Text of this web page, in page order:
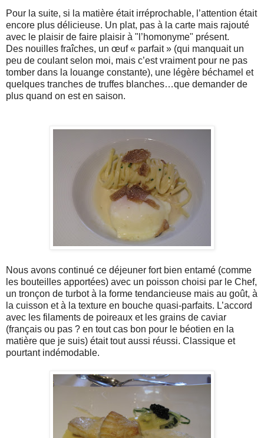
Pour la suite, si la matière était irréprochable, l’attention était
encore plus délicieuse. Un plat, pas à la carte mais rajouté
avec le plaisir de faire plaisir à "l’homonyme" présent.
Des nouilles fraîches, un œuf « parfait » (qui manquait un
peu de coulant selon moi, mais c’est vraiment pour ne pas
tomber dans la louange constante), une légère béchamel et
quelques tranches de truffes blanches…que demander de
plus quand on est en saison.
Nous avons continué ce déjeuner fort bien entamé (comme
les bouteilles apportées) avec un poisson choisi par le Chef,
un tronçon de turbot à la forme tendancieuse mais au goût, à
la cuisson et à la texture en bouche quasi-parfaits. L’accord
avec les filaments de poireaux et les grains de caviar
(français ou pas ? en tout cas bon pour le béotien en la
matière que je suis) était tout aussi réussi. Classique et
pourtant indémodable.